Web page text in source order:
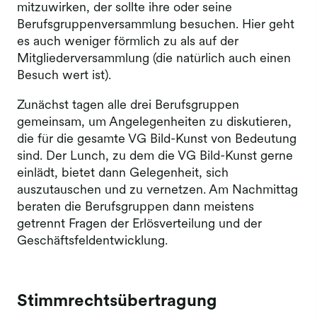
mitzuwirken, der sollte ihre oder seine
Berufsgruppenversammlung besuchen. Hier geht
es auch weniger förmlich zu als auf der
Mitgliederversammlung (die natürlich auch einen
Besuch wert ist).
Zunächst tagen alle drei Berufsgruppen
gemeinsam, um Angelegenheiten zu diskutieren,
die für die gesamte VG Bild-Kunst von Bedeutung
sind. Der Lunch, zu dem die VG Bild-Kunst gerne
einlädt, bietet dann Gelegenheit, sich
auszutauschen und zu vernetzen. Am Nachmittag
beraten die Berufsgruppen dann meistens
getrennt Fragen der Erlösverteilung und der
Geschäftsfeldentwicklung.
Stimmrechtsübertragung